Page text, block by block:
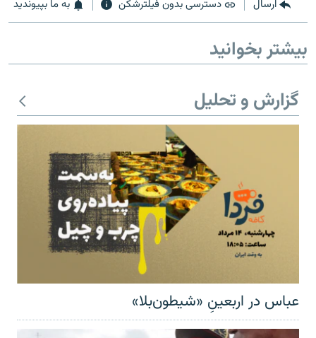
ارسال دسترسی بدون فیلترشکن به ما بپیوندید
بیشتر بخوانید
گزارش و تحلیل
عباس در اربعینِ «شیطون‌بلا»